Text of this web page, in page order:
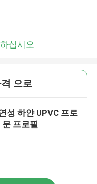
십시오
으로
성 하얀 UPVC 프로
프로필